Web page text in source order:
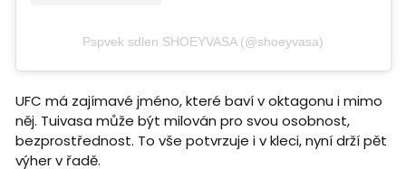
Pspvek sdlen SHOEYVASA (@shoeyvasa)
UFC má zajímavé jméno, které baví v oktagonu i mimo
něj. Tuivasa může být milován pro svou osobnost,
bezprostřednost. To vše potvrzuje i v kleci, nyní drží pět
výher v řadě.